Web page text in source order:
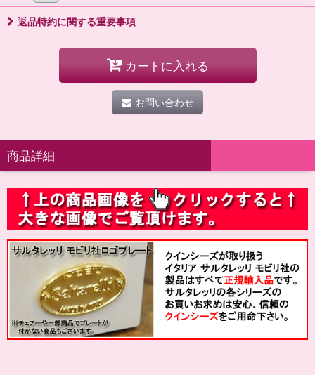
返品特約に関する重要事項
カートに入れる
お問い合わせ
商品詳細